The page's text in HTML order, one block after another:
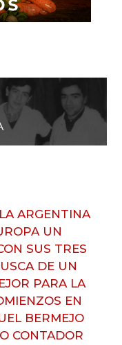
ARGENTINA
UN
SUS TRES
DE UN
PARA LA
EN
BERMEJO
CONTADOR